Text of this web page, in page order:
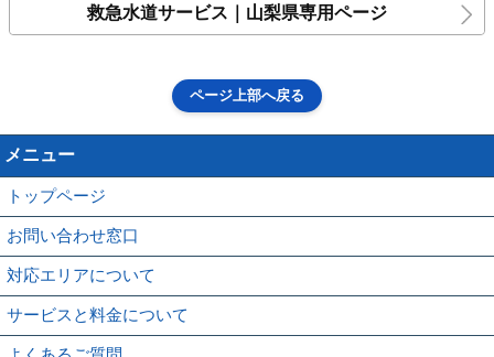
救急水道サービス｜山梨県専用ページ
ページ上部へ戻る
メニュー
トップページ
お問い合わせ窓口
対応エリアについて
サービスと料金について